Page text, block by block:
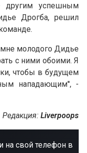
другим успешным
Дрогба, решил
молодого Дидье
с ними обоими. Я
чтобы в будущем
нападающим'', -
Редакция: Liverpoops
на свой телефон в